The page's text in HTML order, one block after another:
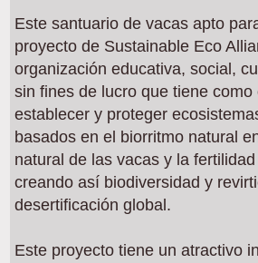
Este santuario de vacas apto
proyecto de Sustainable Eco
organización educativa, social,
sin fines de lucro que tiene como
establecer y proteger
basados en el biorritmo natural
natural de las vacas y la
creando así biodiversidad y
desertificación global.
Este proyecto tiene un atractivo